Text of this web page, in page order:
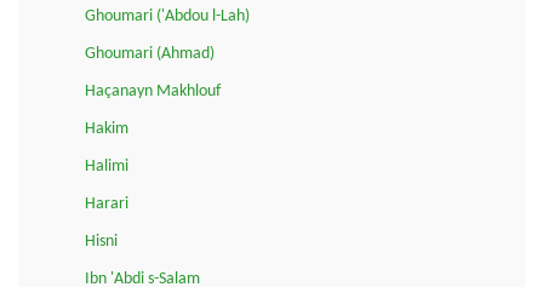
Ghoumari ('Abdou l-Lah)
Ghoumari (Ahmad)
Haçanayn Makhlouf
Hakim
Halimi
Harari
Hisni
Ibn 'Abdi s-Salam